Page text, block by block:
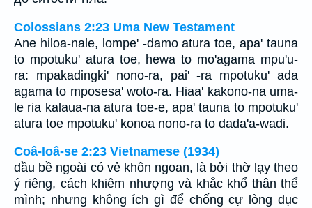
Colossians 2:23 Uma New Testament
Ane hiloa-nale, lompe' -damo atura toe, apa' tauna
to mpotuku' atura toe, hewa to mo'agama mpu'u-
ra: mpakadingki' nono-ra, pai' -ra mpotuku' ada
agama to mposesa' woto-ra. Hiaa' kakono-na uma-
le ria kalaua-na atura toe-e, apa' tauna to mpotuku'
atura toe mpotuku' konoa nono-ra to dada'a-wadi.
Coâ-loâ-se 2:23 Vietnamese (1934)
dầu bề ngoài có vẻ khôn ngoan, là bởi thờ lạy theo
ý riêng, cách khiêm nhượng và khắc khổ thân thể
mình; nhưng không ích gì để chống cự lòng dục